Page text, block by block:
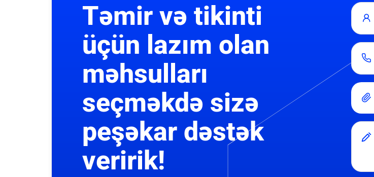
Təmir və tikinti
üçün lazım olan
məhsulları
seçməkdə sizə
peşəkar dəstək
veririk!